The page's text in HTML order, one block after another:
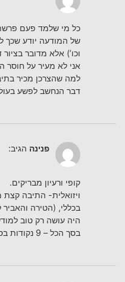
כל מי שלמד פעם
של המודעה יודע שכך
וכו’) אלא מדובר
אני לא מעיר על
למה שהצרכן מכיר
דבר הנחשב לפשע
פנינה הגיב:
קופי ורעיון מבריקים.
ויזואלית- התיבה קצת
בכללי, (הטירה והאביר
היה עושה רק טוב
בסך הכל – 9 נקודות בסולם פנינה.